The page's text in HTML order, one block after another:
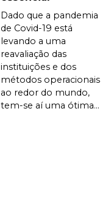
Dado que a pandemia
de Covid-19 está
levando a uma
reavaliação das
instituições e dos
métodos operacionais
ao redor do mundo,
tem-se aí uma ótima...